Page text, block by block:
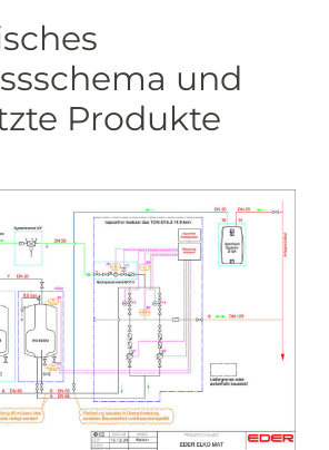
und
Produkte